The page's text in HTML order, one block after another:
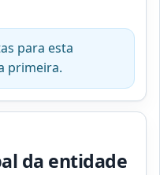
para esta
primeira.
da entidade